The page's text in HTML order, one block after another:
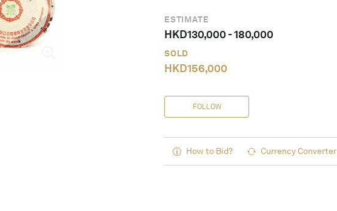
ESTIMATE
HKD130,000-180,000
SOLD
HKD156,000
FOLLOW
How to Bid? Currency Converter